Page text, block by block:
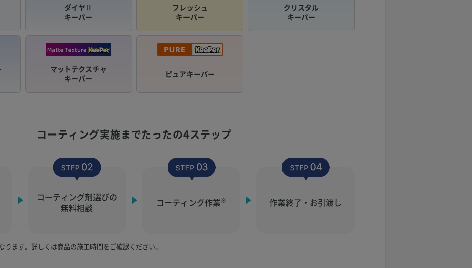
ダイヤⅡ
キーパー
フレッシュ
キーパー
クリスタル
キーパー
マットテクスチャ
キーパー
ピュアキーパー
コーティング実施までたったの4ステップ
コーティング剤選びの
無料相談
コーティング作業※ 作業終了・お引渡し
ます。詳しくは商品の施工時間をご確認ください。